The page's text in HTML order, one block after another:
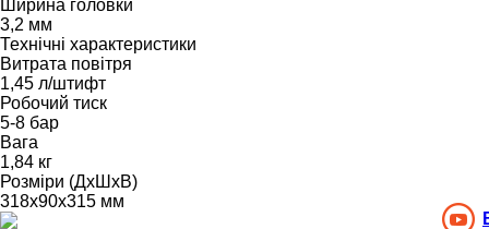
Ширина головки
3,2 мм
Технічні характеристики
Витрата повітря
1,45 л/штифт
Робочий тиск
5-8 бар
Вага
1,84 кг
Розміри (ДхШхВ)
318х90х315 мм